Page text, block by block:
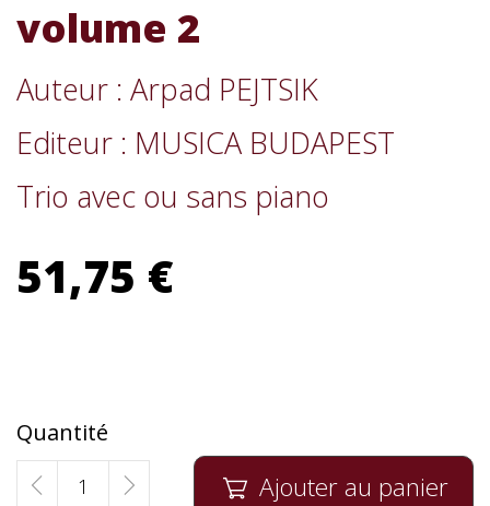
volume 2
Auteur : Arpad PEJTSIK
Editeur : MUSICA BUDAPEST
Trio avec ou sans piano
51,75 €
Quantité
 Ajouter au panier